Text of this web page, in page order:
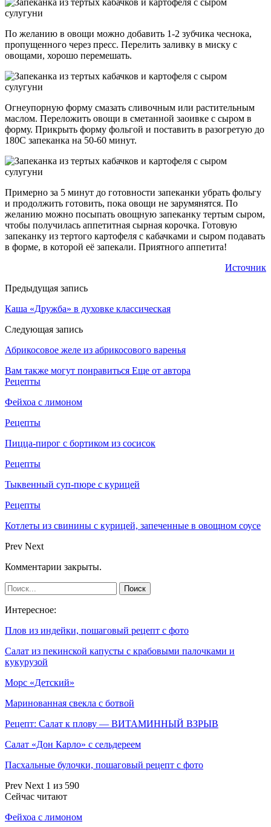
По желанию в овощи можно добавить 1-2 зубчика чеснока,
пропущенного через пресс. Перелить заливку в миску с
овощами, хорошо перемешать.
Огнеупорную форму смазать сливочным или растительным
маслом. Переложить овощи в сметанной заоивке с сыром в
форму. Прикрыть форму фольгой и поставить в разогретую до
180С запеканка на 50-60 минут.
Примерно за 5 минут до готовности запеканки убрать фольгу
и продолжить готовить, пока овощи не зарумянятся. По
желанию можно посыпать овощную запеканку тертым сыром,
чтобы получилась аппетитная сырная корочка. Готовую
запеканку из тертого картофеля с кабачками и сыром подавать
в форме, в которой её запекали. Приятного аппетита!
Источник
Предыдущая запись
Каша «Дружба» в духовке классическая
Следующая запись
Абрикосовое желе из абрикосового варенья
Вам также могут понравиться Еще от автора
Рецепты
Фейхоа с лимоном
Рецепты
Пицца-пирог с бортиком из сосисок
Рецепты
Тыквенный суп-пюре с курицей
Рецепты
Котлеты из свинины с курицей, запеченные в овощном соусе
Prev Next
Комментарии закрыты.
Интересное:
Плов из индейки, пошаговый рецепт с фото
Салат из пекинской капусты с крабовыми палочками и
кукурузой
Морс «Детский»
Маринованная свекла с ботвой
Рецепт: Салат к плову — ВИТАМИННЫЙ ВЗРЫВ
Салат «Дон Карло» с сельдереем
Пасхальные булочки, пошаговый рецепт с фото
Prev Next 1 из 590
Сейчас читают
Фейхоа с лимоном